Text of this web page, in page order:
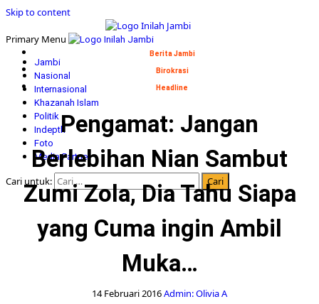
Skip to content
Primary Menu
Jambi
Nasional
Internasional
Khazanah Islam
Politik
Indepth
Foto
Media Partner
Cari untuk:
Berita Jambi
Birokrasi
Headline
Pengamat: Jangan
Berlebihan Nian Sambut
Zumi Zola, Dia Tahu Siapa
yang Cuma ingin Ambil
Muka…
14 Februari 2016Admin: Olivia A